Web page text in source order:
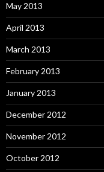
May 2013
April 2013
March 2013
February 2013
January 2013
December 2012
November 2012
October 2012